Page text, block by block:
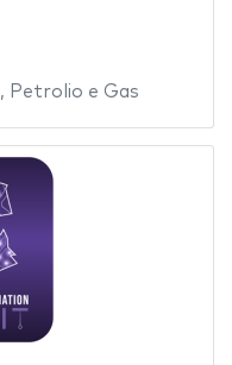
, Petrolio e Gas